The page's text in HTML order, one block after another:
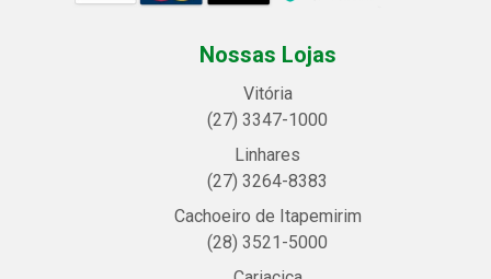
Nossas Lojas
Vitória
(27) 3347-1000
Linhares
(27) 3264-8383
Cachoeiro de Itapemirim
(28) 3521-5000